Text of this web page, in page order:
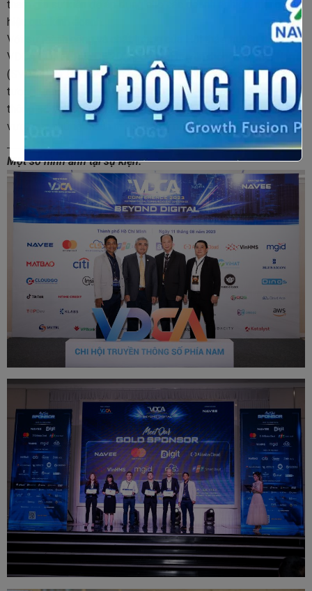
tham gia sự kiện để áp dụng cho các doanh nghiệp, mang lại
hiệu quả kinh doanh.
Với sự thành công và chất lượng của Hội thảo truyền thông
VDCA CONFERENCE 2023, Chi hội truyền thông số phía Nam
(SVDCA) và NAVEE kỳ vọng sẽ tiếp tục tổ chức các sự kiện
tương tự nhằm đóng góp tích cực vào việc phát triển truyền
thông số và công nghệ số tại Việt Nam cũng như cùng nhau
vượt qua những thách thức của Kỷ nguyên số.
Một số hình ảnh tại sự kiện: